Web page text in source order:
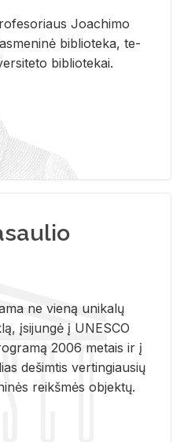
Jo­a­chi­mo
bi­b­lio­te­ka, te­
bi­b­lio­te­kai.
ne vieną unikalų
įsijungė į UNESCO
2006 metais ir į
dešimtis vertingiausių
reikšmės objektų.